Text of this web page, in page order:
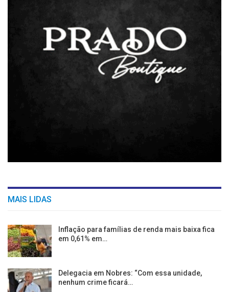
MAIS LIDAS
Inflação para famílias de renda mais baixa fica
em 0,61% em…
Delegacia em Nobres: “Com essa unidade,
nenhum crime ficará…